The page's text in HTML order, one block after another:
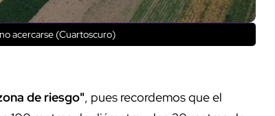
acercarse (Cuartoscuro)
de riesgo", pues recordemos que el